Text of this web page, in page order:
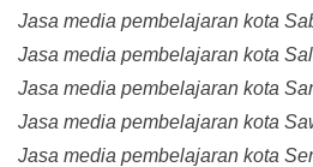
Jasa media pembelajaran kota
Jasa media pembelajaran kota
Jasa media pembelajaran kota
Jasa media pembelajaran kota
Jasa media pembelajaran kota